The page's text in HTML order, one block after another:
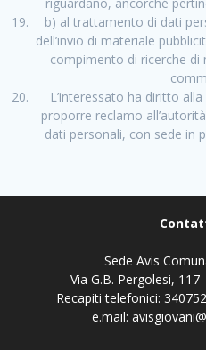
b) al trattamento di dati
dell’invio di materiale
compimento di ricerche
L’interessato ha diritto
proporre reclamo
dati personali, con sede in
Sede Avis
Via G.B. Pergolesi, 117
Recapiti telefonici:
e.mail: